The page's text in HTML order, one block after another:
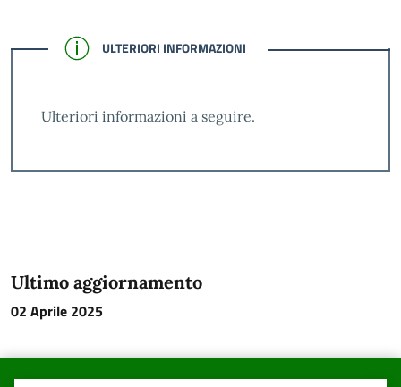
CONFERMATO
ULTERIORI INFORMAZIONI
Ulteriori informazioni a seguire.
Ultimo aggiornamento
02 Aprile 2025